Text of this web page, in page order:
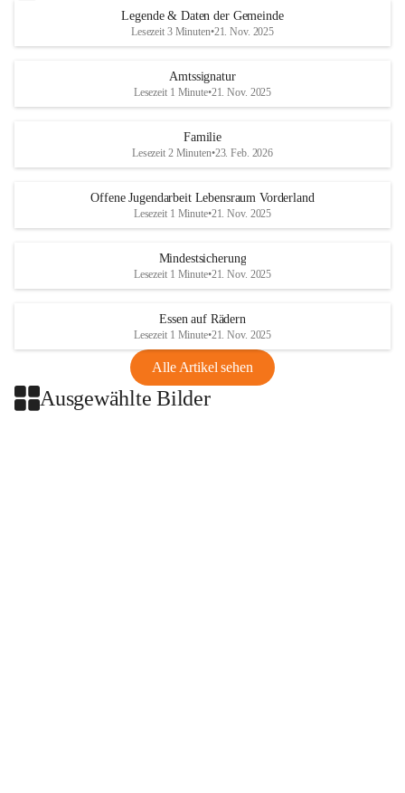
Legende & Daten der Gemeinde
Lesezeit 3 Minuten•21. Nov. 2025
Amtssignatur
Lesezeit 1 Minute•21. Nov. 2025
Familie
Lesezeit 2 Minuten•23. Feb. 2026
Offene Jugendarbeit Lebensraum Vorderland
Lesezeit 1 Minute•21. Nov. 2025
Mindestsicherung
Lesezeit 1 Minute•21. Nov. 2025
Essen auf Rädern
Lesezeit 1 Minute•21. Nov. 2025
Alle Artikel sehen
Ausgewählte Bilder